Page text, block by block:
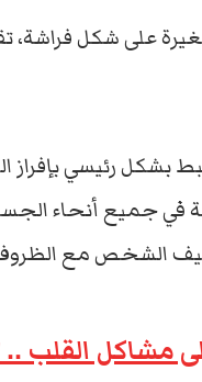
على شكل
بشكل رئيسي
في جميع أنحاء
الشخص مع